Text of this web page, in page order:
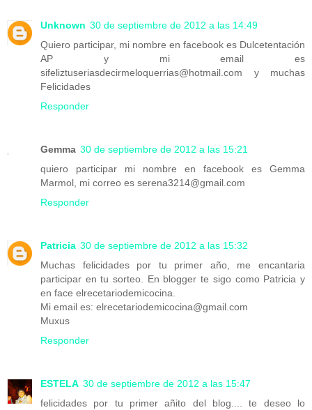
Unknown 30 de septiembre de 2012 a las 14:49
Quiero participar, mi nombre en facebook es Dulcetentación
AP y mi email es
sifeliztuseriasdecirmeloquerrias@hotmail.com y muchas
Felicidades
Responder
Gemma 30 de septiembre de 2012 a las 15:21
quiero participar mi nombre en facebook es Gemma
Marmol, mi correo es serena3214@gmail.com
Responder
Patricia 30 de septiembre de 2012 a las 15:32
Muchas felicidades por tu primer año, me encantaria
participar en tu sorteo. En blogger te sigo como Patricia y
en face elrecetariodemicocina.
Mi email es: elrecetariodemicocina@gmail.com
Muxus
Responder
ESTELA 30 de septiembre de 2012 a las 15:47
felicidades por tu primer añito del blog.... te deseo lo